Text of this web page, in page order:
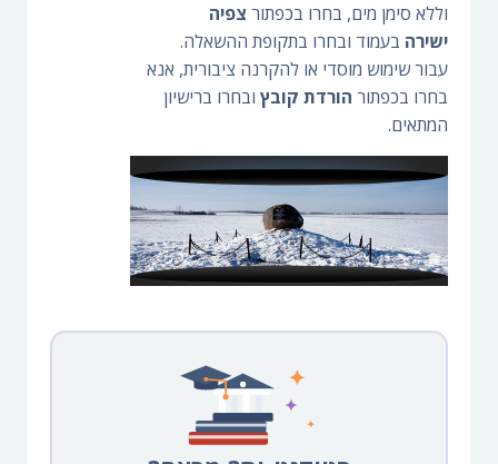
וללא סימן מים, בחרו בכפתור צפיה
ישירה בעמוד ובחרו בתקופת ההשאלה.
עבור שימוש מוסדי או להקרנה ציבורית, אנא
בחרו בכפתור הורדת קובץ ובחרו ברישיון
המתאים.